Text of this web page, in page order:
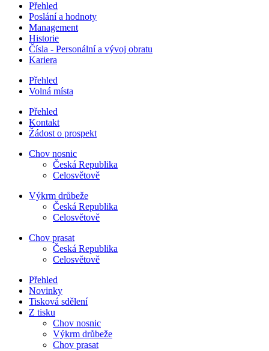
Přehled
Poslání a hodnoty
Management
Historie
Čísla - Personální a vývoj obratu
Kariera
Přehled
Volná místa
Přehled
Kontakt
Žádost o prospekt
Chov nosnic
Česká Republika
Celosvětově
Výkrm drůbeže
Česká Republika
Celosvětově
Chov prasat
Česká Republika
Celosvětově
Přehled
Novinky
Tisková sdělení
Z tisku
Chov nosnic
Výkrm drůbeže
Chov prasat